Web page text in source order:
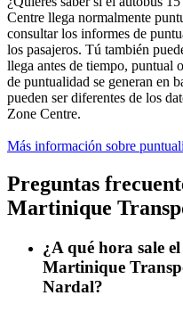
Centre llega normalmente
consultar los informes de
los pasajeros. Tú también
llega antes de tiempo, puntual
de puntualidad se generan en
pueden ser diferentes de los
Zone Centre.
Más información sobre
Preguntas
Martinique
¿A qué hora sale
Martinique
Nardal?